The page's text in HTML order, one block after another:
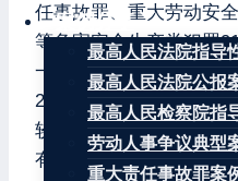
案例分享
最高人民法院指导
最高人民法院公报
最高人民检察院指
劳动人事争议典型
重大责任事故罪案
任事故罪、重大劳动安
等危害安全生产类犯罪
一）》新增的危险作业
2019年同期下降5.3%（
较对象）。从检察机关
有以下特点：